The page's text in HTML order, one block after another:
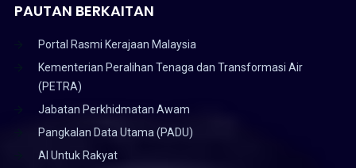
PAUTAN BERKAITAN
Portal Rasmi Kerajaan Malaysia
Kementerian Peralihan Tenaga dan Transformasi Air
(PETRA)
Jabatan Perkhidmatan Awam
Pangkalan Data Utama (PADU)
AI Untuk Rakyat